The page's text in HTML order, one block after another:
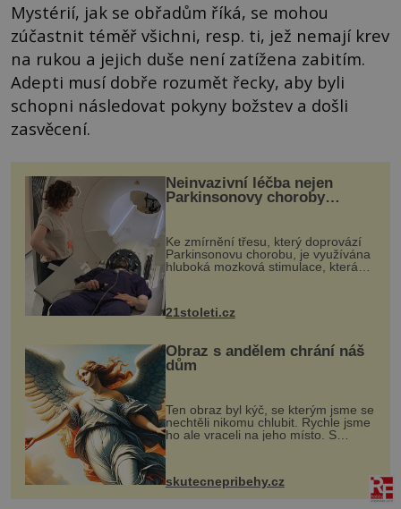
Mystérií, jak se obřadům říká, se mohou
zúčastnit téměř všichni, resp. ti, jež nemají krev
na rukou a jejich duše není zatížena zabitím.
Adepti musí dobře rozumět řecky, aby byli
schopni následovat pokyny božstev a došli
zasvěcení.
Neinvazivní léčba nejen
Parkinsonovy choroby
Ke zmírnění třesu, který doprovází
Parkinsonovu chorobu, je využívána
hluboká mozková stimulace, která
však vyžaduje vysoce invazivní
zákrok. Ultrazvuk zase není vhodný
k dostatečně přesnému zacílení ...
21stoleti.cz
Obraz s andělem chrání náš
dům
Ten obraz byl kýč, se kterým jsme se
nechtěli nikomu chlubit. Rychle jsme
ho ale vraceli na jeho místo. S
manželem Vaškem jsme si pořídili
chaloupku, takový domek na severu
Čech, kde jsme si naplánova...
skutecnepribehy.cz